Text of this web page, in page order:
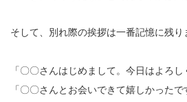
そして、別れ際の挨拶は一番記憶に残り
「〇〇さんはじめまして。今日はよろし
「〇〇さんとお会いできて嬉しかった